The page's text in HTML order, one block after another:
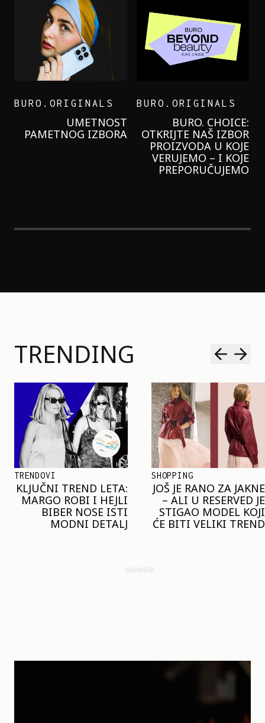
GARNIER KREMU I
NIKADA NIŠTA
LAGANIJE NISAM
KORISTILA
TRENDING
SHOPPING
JOŠ JE RANO ZA JAKNE
– ALI U RESERVED JE
STIGAO MODEL KOJI
ĆE BITI VELIKI TREND
TRENDOVI
NAJVEĆI MIKRO-
TREND SEZONE VAS
POZIVA DA SPOJITE
NESPOJIVO